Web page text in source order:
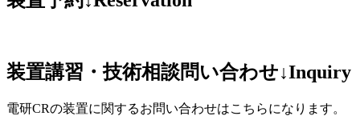
装置講習・技術相談問い合わせ↓Inquiry
電研CRの装置に関するお問い合わせはこちらになります。